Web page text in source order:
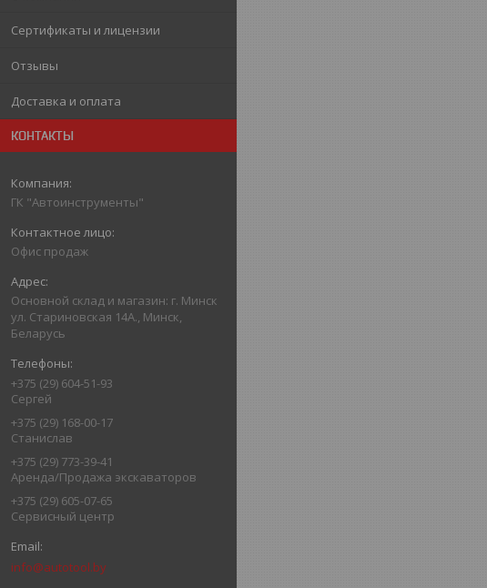
Сертификаты и лицензии
Отзывы
Доставка и оплата
КОНТАКТЫ
ГК "Автоинструменты"
Офис продаж
Основной склад и магазин: г. Минск
ул. Стариновская 14А., Минск,
Беларусь
+375 (29) 604-51-93
Сергей
+375 (29) 168-00-17
Станислав
+375 (29) 773-39-41
Аренда/Продажа экскаваторов
+375 (29) 605-07-65
Сервисный центр
info@autotool.by